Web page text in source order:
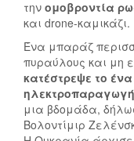
την ομοβροντία
και drone-καμικάζι.
Ένα μπαράζ
πυραύλους και μη
κατέστρεψε το
μια βδομάδα,
Βολοντίμιρ